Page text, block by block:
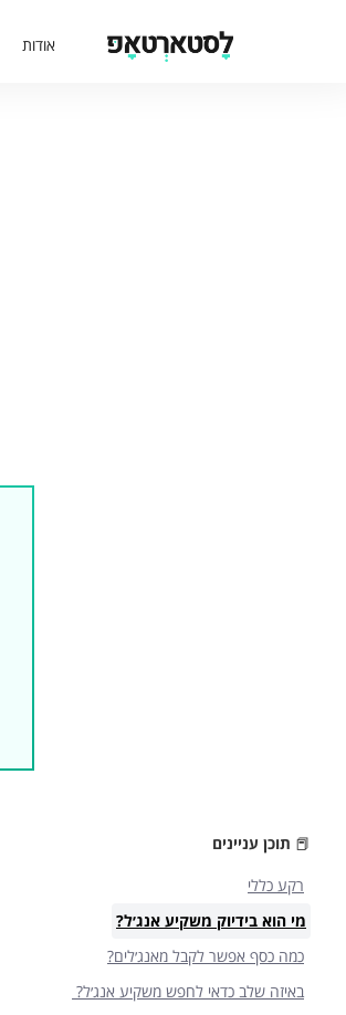
אודות
📕 תוכן עניינים
רקע כללי
מי הוא בידיוק משקיע אנג׳ל?
כמה כסף אפשר לקבל מאנג׳לים?
באיזה שלב כדאי לחפש משקיע אנג׳ל?